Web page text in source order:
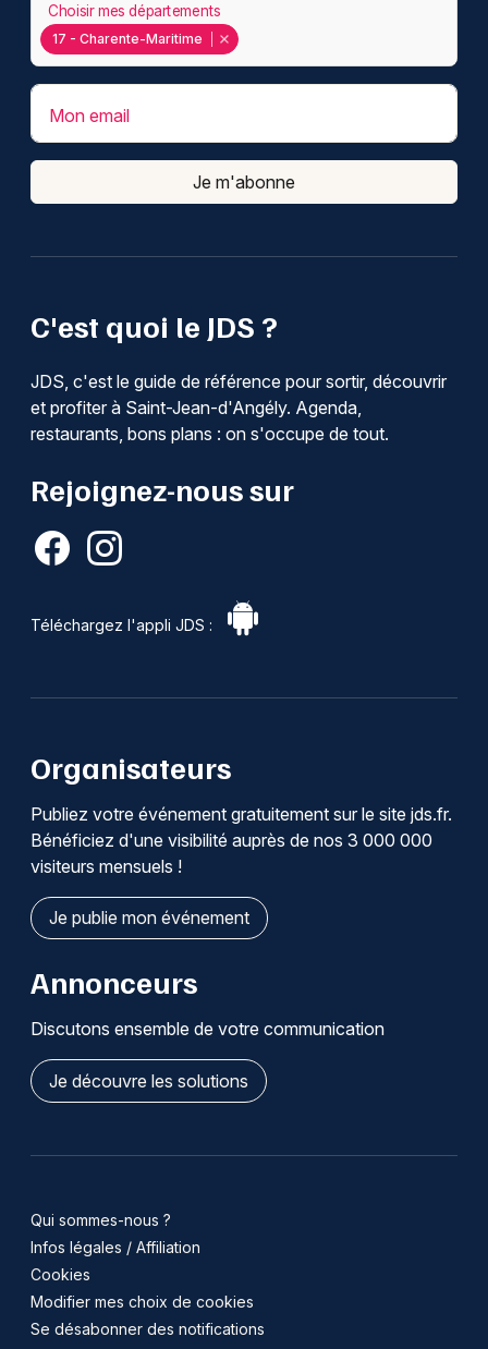
C'est quoi le JDS ?
JDS, c'est le guide de référence pour sortir, découvrir
et profiter à Saint-Jean-d'Angély. Agenda,
restaurants, bons plans : on s'occupe de tout.
Rejoignez-nous sur
Téléchargez l'appli JDS :
17 - Charente-Maritime
Choisir mes départements
Mon email
Je m'abonne
Organisateurs
Publiez votre événement gratuitement sur le site jds.fr.
Bénéficiez d'une visibilité auprès de nos 3 000 000
visiteurs mensuels !
Je publie mon événement
Annonceurs
Discutons ensemble de votre communication
Je découvre les solutions
Qui sommes-nous ?
Infos légales / Affiliation
Cookies
Modifier mes choix de cookies
Se désabonner des notifications